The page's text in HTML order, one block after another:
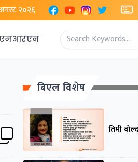
२०२६ FacebookYouTubeInstagram
X
बिएल विशेष
तिमी